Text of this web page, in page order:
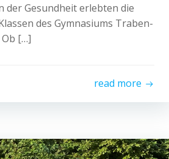
der Gesundheit erlebten die
des Gymnasiums Traben-
[…]
read more